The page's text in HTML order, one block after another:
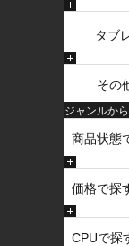
タブ
その
ジャンルか
商品状態
価格で探
CPUで探